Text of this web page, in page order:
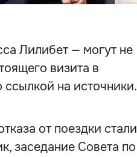
Лилибет — могут не
визита в
на источники.
от поездки стали
заседание Совета по